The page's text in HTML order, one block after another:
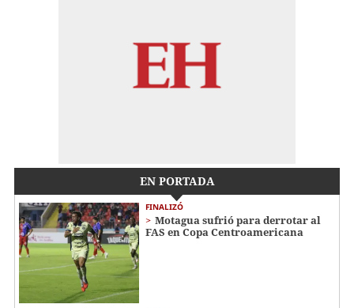
EN PORTADA
FINALIZÓ
Motagua sufrió para derrotar al
FAS en Copa Centroamericana